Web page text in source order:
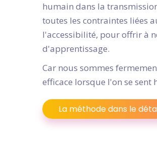
humain dans la
toutes les contraintes liées
l'accessibilité, pour offrir à
d'apprentissage.
Car nous sommes
efficace lorsque l'on se sent
La méthode dans le